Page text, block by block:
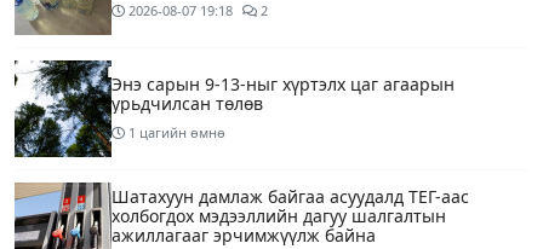
2026-08-07 19:18 2
Энэ сарын 9-13-ныг хүртэлх цаг агаарын
урьдчилсан төлөв
1 цагийн өмнө
Шатахуун дамлаж байгаа асуудалд ТЕГ-аас
холбогдох мэдээллийн дагуу шалгалтын
ажиллагааг эрчимжүүлж байна